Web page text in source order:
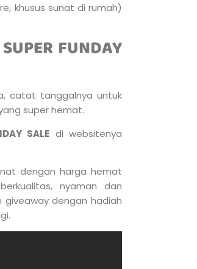
khusus sunat di rumah)
FUNDAY
catat tanggalnya untuk
super hemat.
SALE di websitenya
dengan harga hemat
nyaman dan
giveaway dengan hadiah